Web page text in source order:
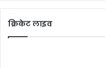
क्रिकेट लाइव